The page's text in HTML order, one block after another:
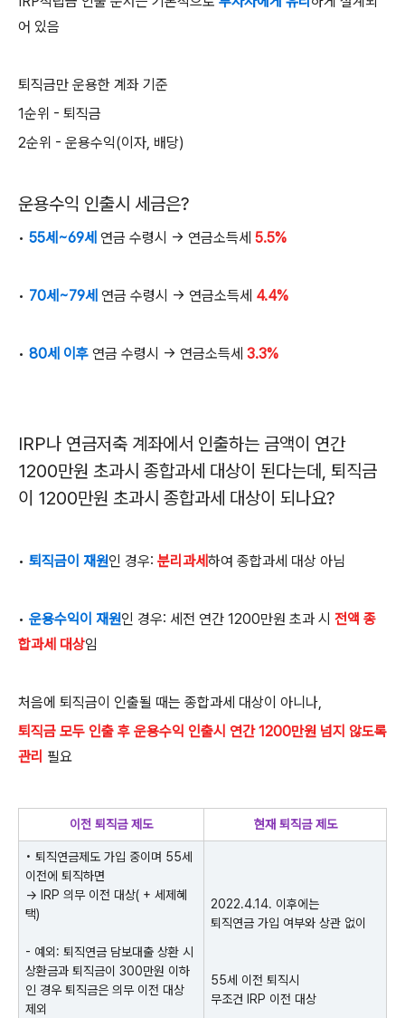
어 있음
퇴직금만 운용한 계좌 기준
1순위 - 퇴직금
2순위 - 운용수익(이자 배당)
운용수익 인출시 세금은?
• 55세~69세 연금 수령시 → 연금소득세 5.5%
• 70세~79세 연금 수령시 → 연금소득세 4.4%
• 80세 이후 연금 수령시 → 연금소득세 3.3%
IRP나 연금저축 계좌에서 인출하는 금액이 연간
1200만원 초과시 종합과세 대상이 된다는데 퇴직금
이 1200만원 초과시 종합과세 대상이 되나요?
• 퇴직금이 재원인 경우: 분리과세 하여 종합과세 대상 아님
• 운용수익이 재원인 경우: 세전 연간 1200만원 초과 시 전액 종
합과세 대상임
처음에 퇴직금이 인출될 때는 종합과세 대상이 아니나
퇴직금 모두 인출 후 운용수익 인출시 연간 1200만원 넘지 않도록
관리 필요
이전 퇴직금 제도 현재 퇴직금 제도
• 퇴직연금제도 가입 중이며 55세
이전에 퇴직하면
→ IRP 의무 이전 대상( + 세제혜
택)
- 예외: 퇴직연금 담보대출 상환 시
상환금과 퇴직금이 300만원 이하
인 경우 퇴직금은 의무 이전 대상
제외
2022.4.14. 이후에는
퇴직연금 가입 여부와 상관 없이
55세 이전 퇴직시
무조건 IRP 이전 대상